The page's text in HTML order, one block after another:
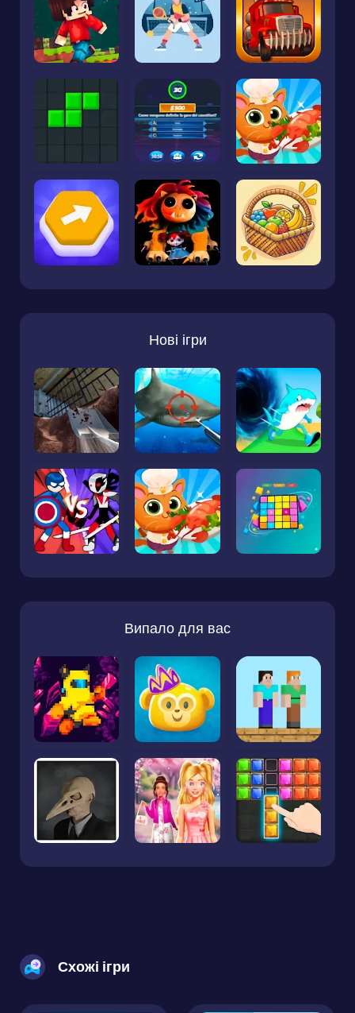
Нові ігри
Випало для вас
Схожі ігри